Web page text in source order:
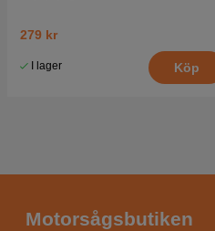
279 kr
I lager Köp
Motorsågsbutiken